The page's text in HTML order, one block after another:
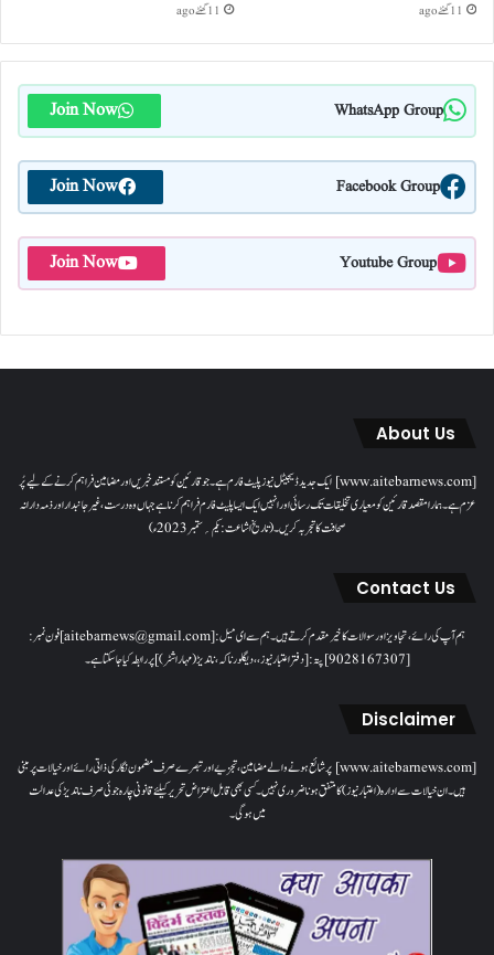
11 گھنٹے ago 11 گھنٹے ago
WhatsApp Group
Join Now
Facebook Group
Join Now
Youtube Group
Join Now
About Us
[www.aitebarnews.com] ایک جدید ڈیجیٹل نیوز پلیٹ فارم ہے۔ جو قارئین کو مستند خبریں اور مضامین فراہم کرنے کے لیے پُر
عزم ہے۔ ہمارا مقصدقارئین کو معیاری تخلیقات تک رسائی اور انہیں ایک ایسا پلیٹ فارم فراہم کرنا ہے جہاں وہ درست، غیر جانبدار اور ذمہ دارانہ
صحافت کا تجربہ کریں۔( تاریخ اشاعت : یکم؍ ستمبر 2023ء)
Contact Us
ہم آپ کی رائے، تجاویز اور سوالات کا خیرمقدم کرتے ہیں۔ ہم سےای میل: [aitebarnews@gmail.com]فون نمبر:
[9028167307]پتہ: [دفتر اعتبار نیوز، ، دیگلور ناکہ، ناندیڑ(مہاراشٹر) ] پر رابطہ کیا جاسکتا ہے۔
Disclaimer
[www.aitebarnews.com] پر شائع ہونے والے مضامین، تجزیے اور تبصرے صرف مضمون نگار کی ذاتی رائے اور خیالات پر مبنی
ہیں۔ ان خیالات سے ادارہ (اعتبار نیوز) کا متفق ہونا ضروری نہیں۔ کسی بھی قابل اعتراض تحریر کیلئے قانونی چارہ جوئی صرف ناندیڑ کی عدالت
میں ہوگی۔